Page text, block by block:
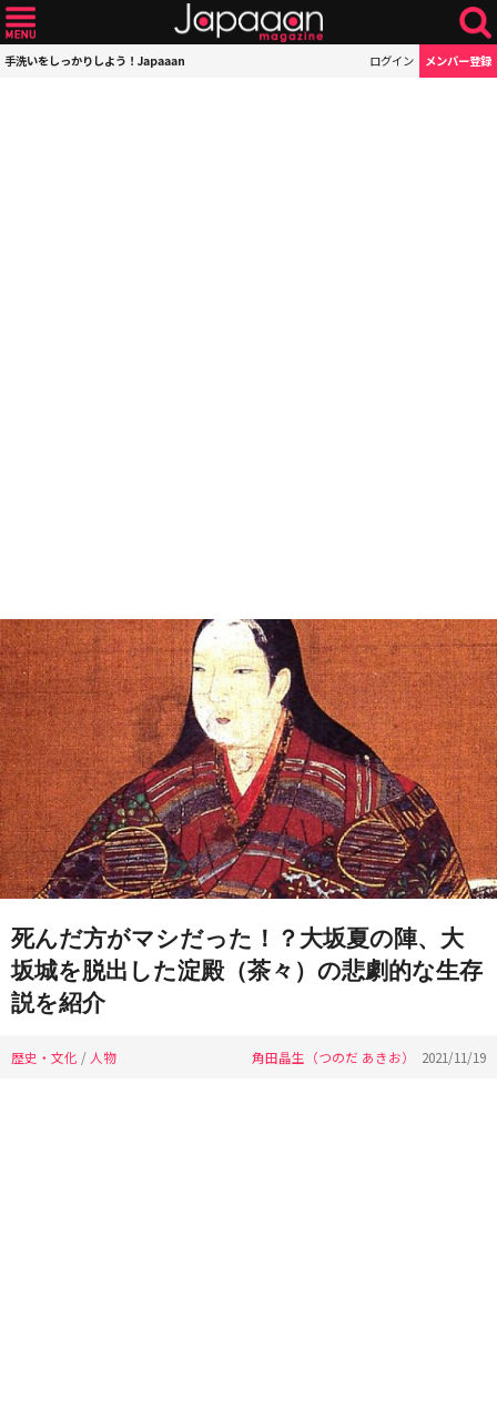
手洗いをしっかりしよう！Japaaan ログイン メンバー登録
死んだ方がマシだった！？大坂夏の陣、大
坂城を脱出した淀殿（茶々）の悲劇的な生存
説を紹介
歴史・文化 / 人物 角田晶生（つのだ あきお） 2021/11/19